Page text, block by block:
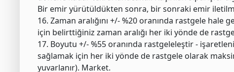
Bir emir yürütüldükten sonra, bir sonraki emir
16. Zaman aralığını +/- %20 oranında rastgele
için belirttiğiniz zaman aralığı her iki yönde de
17. Boyutu +/- %55 oranında rastgeleleştir -
sağlamak için her iki yönde de rastgele olarak
yuvarlanır). Market.